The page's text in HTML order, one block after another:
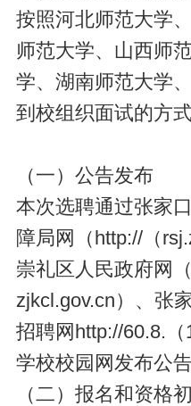
按照河北师范大学
师范大学、山西师
学、湖南师范大学
到校组织面试的方
（一）公告发布
本次选聘通过张家
障局网（http://（
崇礼区人民政府网
zjkcl.gov.cn）、张
招聘网http://60.8.
学校校园网发布公告
（二）报名和资格